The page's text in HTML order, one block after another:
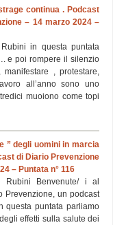
continua . Podcast
– 14 marzo 2024 –
in questa puntata
e poi rompere il silenzio
, protestare,
all’anno sono uno
muoiono come topi
” degli uomini in marcia
di Diario Prevenzione
– Puntata n° 116
Benvenute/ i al
Prevenzione, un podcast
questa puntata parliamo
effetti sulla salute dei